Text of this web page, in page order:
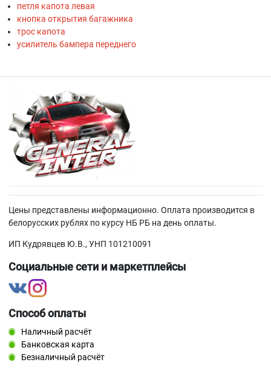
петля капота левая
кнопка открытия багажника
трос капота
усилитель бампера переднего
Цены представлены информационно. Оплата производится в
белорусских рублях по курсу НБ РБ на день оплаты.
ИП Кудрявцев Ю.В., УНП 101210091
Социальные сети и маркетплейсы
Способ оплаты
Наличный расчёт
Банковская карта
Безналичный расчёт